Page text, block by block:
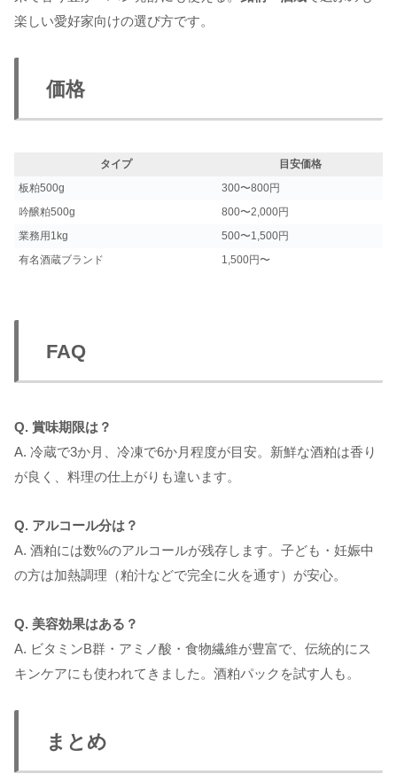
楽しい愛好家向けの選び方です。
価格
タイプ
目安価格
板粕500g
300〜800円
吟醸粕500g
800〜2,000円
業務用1kg
500〜1,500円
有名酒蔵ブランド
1,500円〜
FAQ
Q. 賞味期限は？
A. 冷蔵で3か月、冷凍で6か月程度が目安。新鮮な酒粕は香り
が良く、料理の仕上がりも違います。
Q. アルコール分は？
A. 酒粕には数%のアルコールが残存します。子ども・妊娠中
の方は加熱調理（粕汁などで完全に火を通す）が安心。
Q. 美容効果はある？
A. ビタミンB群・アミノ酸・食物繊維が豊富で、伝統的にス
キンケアにも使われてきました。酒粕パックを試す人も。
まとめ